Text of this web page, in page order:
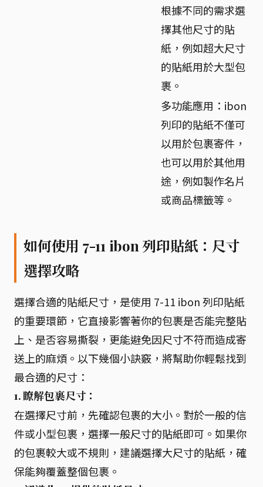
根據不同的需求選
擇其他尺寸的貼
紙，例如超大尺寸
的貼紙用於大型包
裹。
多功能應用：ibon
列印的貼紙不僅可
以用於包裹寄件，
也可以用於其他用
途，例如製作名片
或商品標籤等。
如何使用 7-11 ibon 列印貼紙：尺寸
選擇攻略
選擇合適的貼紙尺寸，是使用 7-11 ibon 列印貼紙
的重要環節，它直接影響著你的包裹是否能完整貼
上、是否容易撕裂，更能避免因尺寸不符而造成寄
送上的麻煩。以下幾個小訣竅，將幫助你輕鬆找到
最合適的尺寸：
1. 瞭解包裹尺寸：
在選擇尺寸前，先確認包裹的大小。對於一般的信
件或小型包裹，選擇一般尺寸的貼紙即可。如果你
的包裹較大或不規則，建議選擇大尺寸的貼紙，確
保能夠覆蓋整個包裹。